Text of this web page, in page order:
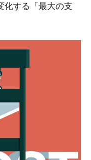
化する「最大の支